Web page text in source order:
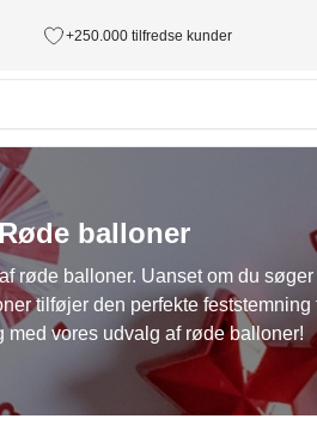
+250.000 tilfredse kunder
balloner
røde balloner. Uanset om du
tilføjer den perfekte
med vores udvalg af røde balloner!